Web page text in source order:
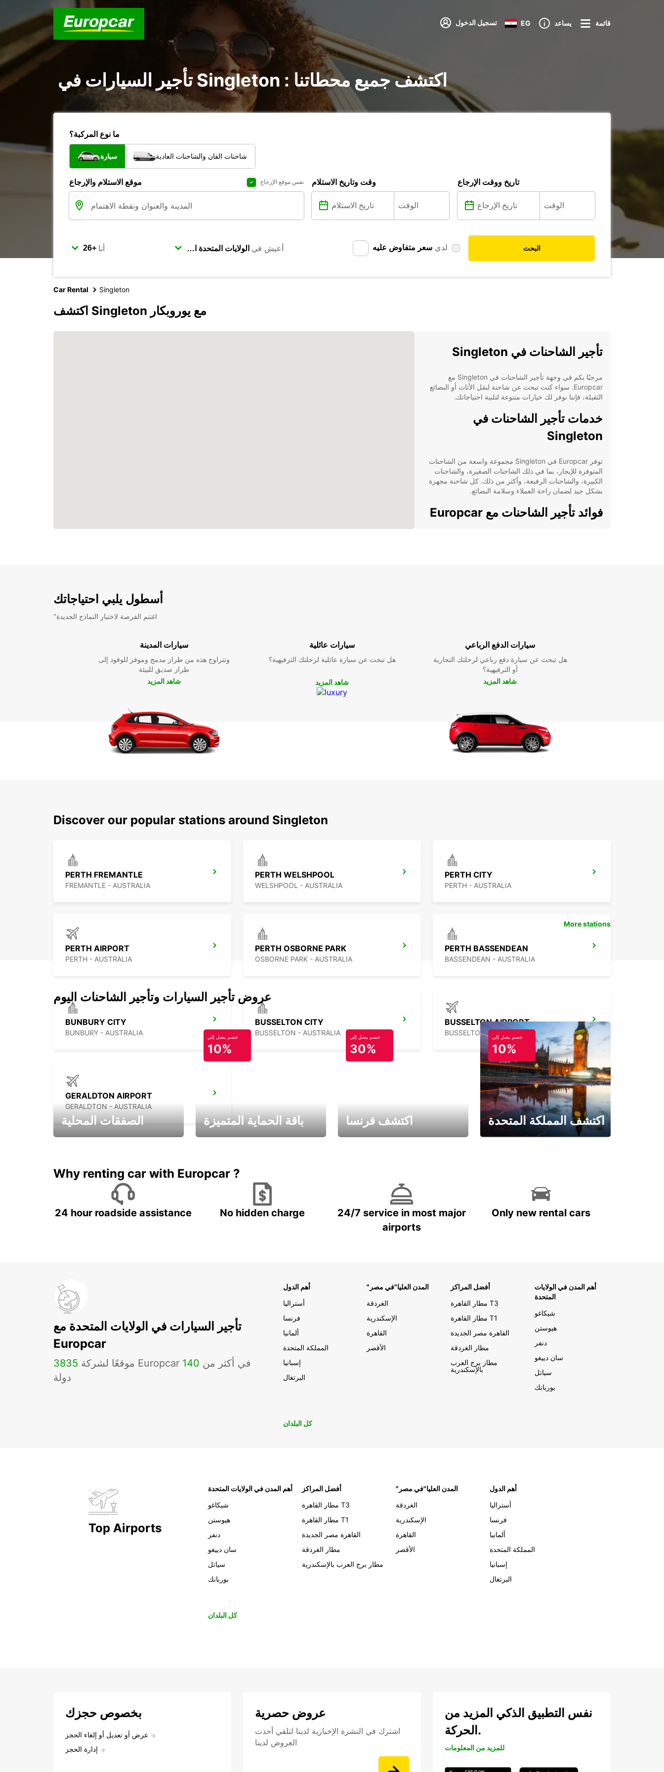
تسجيل الدخول EG يساعد قائمة
تأجير السيارات في Singleton : اكتشف جميع محطاتنا
ما نوع المركبة؟
سيارة شاحنات الفان والشاحنات العادية
موقع الاستلام والإرجاع نفس موقع الإرجاع وقت وتاريخ الاستلام تاريخ ووقت الإرجاع
أنا أعيش في لدي سعر متفاوض عليه البحث
Car Rental Singleton
اكتشف Singleton مع يوروبكار
تأجير الشاحنات في Singleton
مرحبًا بكم في وجهة تأجير الشاحنات في Singleton مع
Europcar. سواء كنت تبحث عن شاحنة لنقل الأثاث أو البضائع
الثقيلة، فإننا نوفر لك خيارات متنوعة لتلبية احتياجاتك.
خدمات تأجير الشاحنات في
Singleton
توفر Europcar في Singleton مجموعة واسعة من الشاحنات
المتوفرة للإيجار، بما في ذلك الشاحنات الصغيرة، والشاحنات
الكبيرة، والشاحنات الرفيعة، وأكثر من ذلك. كل شاحنة مجهزة
بشكل جيد لضمان راحة العملاء وسلامة البضائع.
فوائد تأجير الشاحنات مع Europcar
يمكنك حجز شاحنتك الآن عبر موقع Europcar أو زيارة أقرب
فرع لنا في Singleton. فقط احتفظ برخصة القيادة الصالحة
وعنوان التسليم المطلوب، وسنكون سعداء بتقديم الدعم اللازم
أسطول يلبي احتياجاتك
"اغتنم الفرصة لاختبار النماذج الجديدة
سيارات المدينة
وتتراوح هذه من طراز مدمج وموفر للوقود إلى
طراز صديق للبيئة
شاهد المزيد
سيارات عائلية
هل تبحث عن سيارة عائلية لرحلتك الترفيهية؟
شاهد المزيد
سيارات الدفع الرباعي
هل تبحث عن سيارة دفع رباعي لرحلتك التجارية
أو الترفيهية؟
شاهد المزيد
Discover our popular stations around Singleton
PERTH FREMANTLE
FREMANTLE - AUSTRALIA
PERTH WELSHPOOL
WELSHPOOL - AUSTRALIA
PERTH CITY
PERTH - AUSTRALIA
PERTH AIRPORT
PERTH - AUSTRALIA
PERTH OSBORNE PARK
OSBORNE PARK - AUSTRALIA
PERTH BASSENDEAN
BASSENDEAN - AUSTRALIA
BUNBURY CITY
BUNBURY - AUSTRALIA
BUSSELTON CITY
BUSSELTON - AUSTRALIA
BUSSELTON AIRPORT
BUSSELTON - AUSTRALIA
GERALDTON AIRPORT
GERALDTON - AUSTRALIA
More stations
عروض تأجير السيارات وتأجير الشاحنات اليوم
الصفقات المحلية
خصم يصل إلى
10%
باقة الحماية المتميزة
خصم يصل إلى
30%
اكتشف فرنسا
خصم يصل إلى
10%
اكتشف المملكة المتحدة
Why renting car with Europcar ?
24 hour roadside assistance No hidden charge
24/7 service in most major
airports
Only new rental cars
تأجير السيارات في الولايات المتحدة مع
Europcar
3835 موقعًا لشركة Europcar في أكثر من 140
دولة
أهم الدول
أستراليا
فرنسا
ألمانيا
المملكة المتحدة
إسبانيا
البرتغال
"المدن العليا"في مصر
الغردقة
الإسكندرية
القاهرة
الأقصر
أفضل المراكز
مطار القاهرة T3
مطار القاهرة T1
القاهرة مصر الجديدة
مطار الغردقة
مطار برج العرب
بالإسكندرية
أهم المدن في الولايات
المتحدة
شيكاغو
هيوستن
دنفر
سان دييغو
سياتل
بوربانك
كل البلدان
Top Airports
أهم المدن في الولايات المتحدة
شيكاغو
هيوستن
دنفر
سان دييغو
سياتل
بوربانك
أفضل المراكز
مطار القاهرة T3
مطار القاهرة T1
القاهرة مصر الجديدة
مطار الغردقة
مطار برج العرب بالإسكندرية
"المدن العليا"في مصر
الغردقة
الإسكندرية
القاهرة
الأقصر
أهم الدول
أستراليا
فرنسا
ألمانيا
المملكة المتحدة
إسبانيا
البرتغال
كل البلدان
بخصوص حجزك
عرض أو تعديل أو إلغاء الحجز
إدارة الحجز
عروض حصرية
اشترك في النشرة الإخبارية لدينا لتلقي أحدث
العروض لدينا
نفس التطبيق الذكي المزيد من
الحركة.
للمزيد من المعلومات